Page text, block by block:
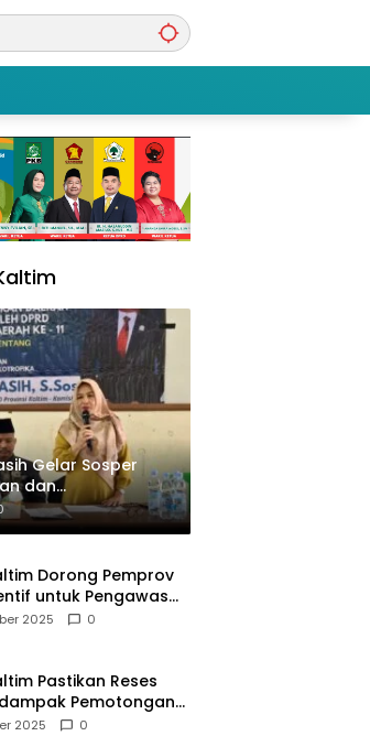
Gelar Sosper
dan
Dorong Pemprov
untuk Pengawas
dan Pendidikan
2025 0
Pastikan Reses
Pemotongan
Dana Pusat
2025 0